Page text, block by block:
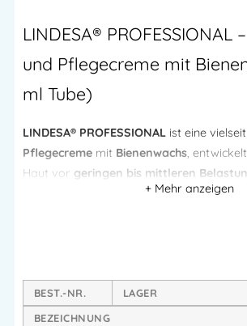
LINDESA® PROFESSIONAL
und Pflegecreme mit
ml Tube)
LINDESA® PROFESSIONAL ist eine
Pflegecreme mit Bienenwachs,
Haut vor geringen bis mittleren
wasserlösliche Arbeitsstoffe sowie zur
– ideal für den Einsatz inIndustrie,
Pflegebereichen.
BEST.-NR.
LAGER
BEZEICHNUNG